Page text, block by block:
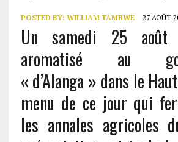
POSTED BY: WILLIAM TAMBWE 27 AOÛT
Un samedi 25
aromatisé au
« d’Alanga » dans le
menu de ce jour qui
les annales agricoles